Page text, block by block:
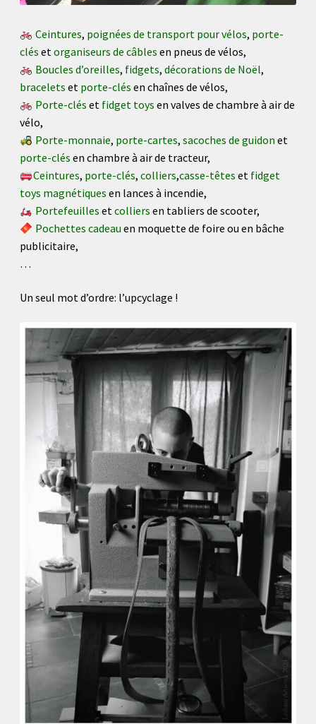
Ceintures, poignées de transport pour vélos, porte-
clés etorganiseurs de câbles en pneus de vélos,
Boucles d’oreilles, fidgets, décorations de Noël,
bracelets et porte-clés en chaînes de vélos,
Porte-clés et fidget toys en valves de chambre à air de
vélo,
Porte-monnaie, porte-cartes, sacoches de guidon et
porte-clés en chambre à air de tracteur,
Ceintures, porte-clés, colliers,casse-têtes et fidget
toys magnétiques en lances à incendie,
Portefeuilles etcolliers en tabliers de scooter,
Pochettes cadeau en moquette de foire ou en bâche
publicitaire,
…
Un seul mot d’ordre: l’upcyclage !